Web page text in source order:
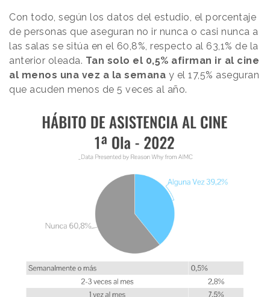
Con todo, según los datos del estudio, el porcentaje
de personas que aseguran no ir nunca o casi nunca a
las salas se sitúa en el 60,8%, respecto al 63,1% de la
anterior oleada. Tan solo el 0,5% afirman ir al cine
al menos una vez a la semana y el 17,5% aseguran
que acuden menos de 5 veces al año.